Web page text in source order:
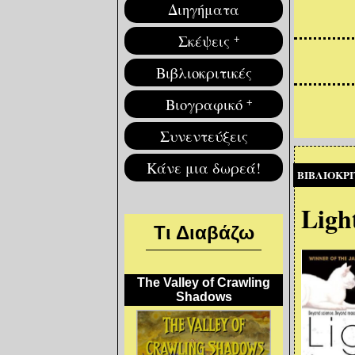
Διηγήματα
Σκέψεις +
Βιβλιοκριτικές
Βιογραφικό +
Συνεντεύξεις
Κάνε μια δωρεά!
Τι Διαβάζω
The Valley of Crawling
Shadows